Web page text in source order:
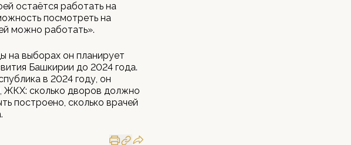
остаётся работать на
посмотреть на
можно работать».
на выборах он планирует
Башкирии до 2024 года.
в 2024 году, он
ЖКХ: сколько дворов должно
построено, сколько врачей